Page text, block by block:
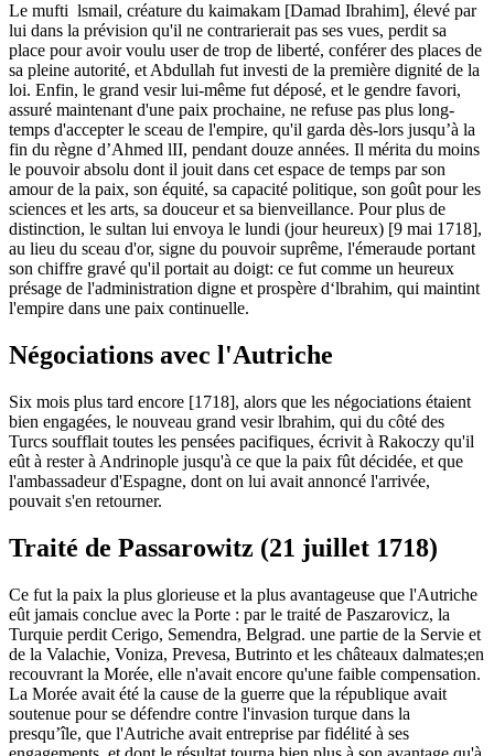
Le mufti lsmail, créature du kaimakam [Damad Ibrahim], élevé par
lui dans la prévision qu'il ne contrarierait pas ses vues, perdit sa
place pour avoir voulu user de trop de liberté, conférer des places de
sa pleine autorité, et Abdullah fut investi de la première dignité de la
loi. Enfin, le grand vesir lui-même fut déposé, et le gendre favori,
assuré maintenant d'une paix prochaine, ne refuse pas plus long-
temps d'accepter le sceau de l'empire, qu'il garda dès-lors jusqu’à la
fin du règne d’Ahmed lII, pendant douze années. Il mérita du moins
le pouvoir absolu dont il jouit dans cet espace de temps par son
amour de la paix, son équité, sa capacité politique, son goût pour les
sciences et les arts, sa douceur et sa bienveillance. Pour plus de
distinction, le sultan lui envoya le lundi (jour heureux) [9 mai 1718],
au lieu du sceau d'or, signe du pouvoir suprême, l'émeraude portant
son chiffre gravé qu'il portait au doigt: ce fut comme un heureux
présage de l'administration digne et prospère d‘lbrahim, qui maintint
l'empire dans une paix continuelle.
Négociations avec l'Autriche
Six mois plus tard encore [1718], alors que les négociations étaient
bien engagées, le nouveau grand vesir lbrahim, qui du côté des
Turcs soufflait toutes les pensées pacifiques, écrivit à Rakoczy qu'il
eût à rester à Andrinople jusqu'à ce que la paix fût décidée, et que
l'ambassadeur d'Espagne, dont on lui avait annoncé l'arrivée,
pouvait s'en retourner.
Traité de Passarowitz (21 juillet 1718)
Ce fut la paix la plus glorieuse et la plus avantageuse que l'Autriche
eût jamais conclue avec la Porte : par le traité de Paszarovicz, la
Turquie perdit Cerigo, Semendra, Belgrad. une partie de la Servie et
de la Valachie, Voniza, Prevesa, Butrinto et les châteaux dalmates;en
recouvrant la Morée, elle n'avait encore qu'une faible compensation.
La Morée avait été la cause de la guerre que la république avait
soutenue pour se défendre contre l'invasion turque dans la
presqu’île, que l'Autriche avait entreprise par fidélité à ses